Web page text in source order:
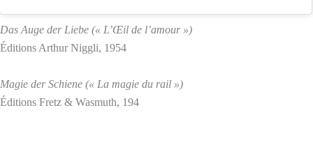
Das Auge der Liebe (« L’Œil de l’amour »)
Éditions Arthur Niggli, 1954
Magie der Schiene (« La magie du rail »)
Éditions Fretz & Wasmuth, 194